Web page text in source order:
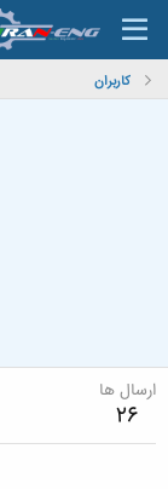
کاربران
ارسال ها
26